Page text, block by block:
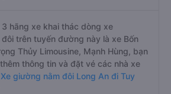
3 hãng xe khai thác dòng xe
trên tuyến đường này là xe Bốn
Thủy Limousine, Mạnh Hùng, bạn
thông tin và đặt vé các nhà xe
Xe giường nằm đôi Long An đi Tuy